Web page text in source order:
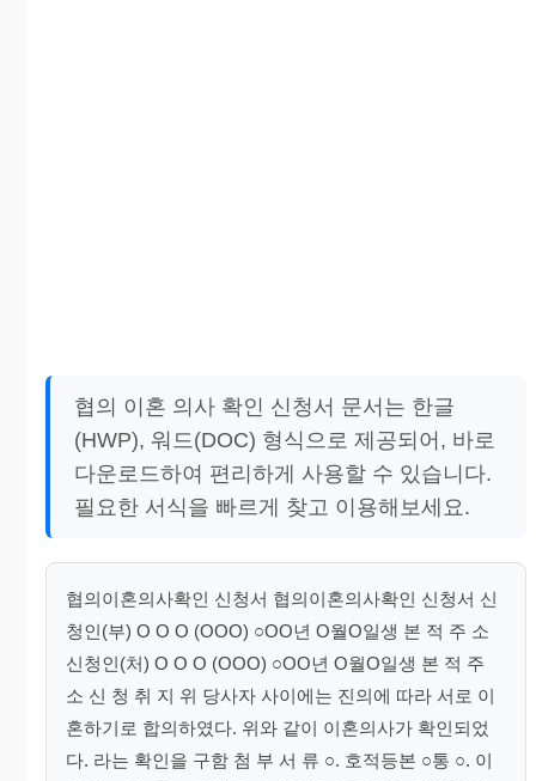
협의 이혼 의사 확인 신청서 문서는 한글
(HWP), 워드(DOC) 형식으로 제공되어, 바로
다운로드하여 편리하게 사용할 수 있습니다.
필요한 서식을 빠르게 찾고 이용해보세요.
협의이혼의사확인 신청서 협의이혼의사확인 신청서 신
청인(부) O O O (OOO) ○OO년 O월O일생 본 적 주 소
신청인(처) O O O (OOO) ○OO년 O월O일생 본 적 주
소 신 청 취 지 위 당사자 사이에는 진의에 따라 서로 이
혼하기로 합의하였다. 위와 같이 이혼의사가 확인되었
다. 라는 확인을 구함 첨 부 서 류 ○. 호적등본 ○통 ○. 이